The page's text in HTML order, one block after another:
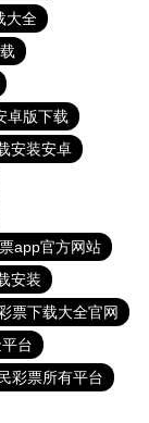
大全
卓版下载
安装安卓
app官方网站
安装
票下载大全官网
台
彩票所有平台